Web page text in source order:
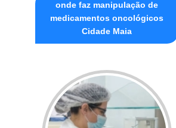
onde faz manipulação de
medicamentos oncológicos
Cidade Maia